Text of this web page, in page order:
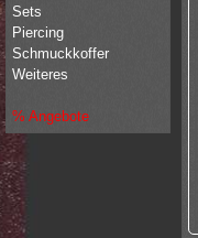
Sets
Piercing
Schmuckkoffer
Weiteres
% Angebote